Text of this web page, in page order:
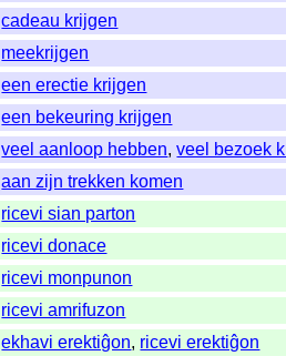
cadeau krijgen
meekrijgen
een erectie krijgen
een bekeuring krijgen
veel aanloop hebben,veel bezoek
aan zijn trekken komen
ricevi sian parton
ricevi donace
ricevi monpunon
ricevi amrifuzon
ekhavi erektiĝon, ricevi erektiĝon